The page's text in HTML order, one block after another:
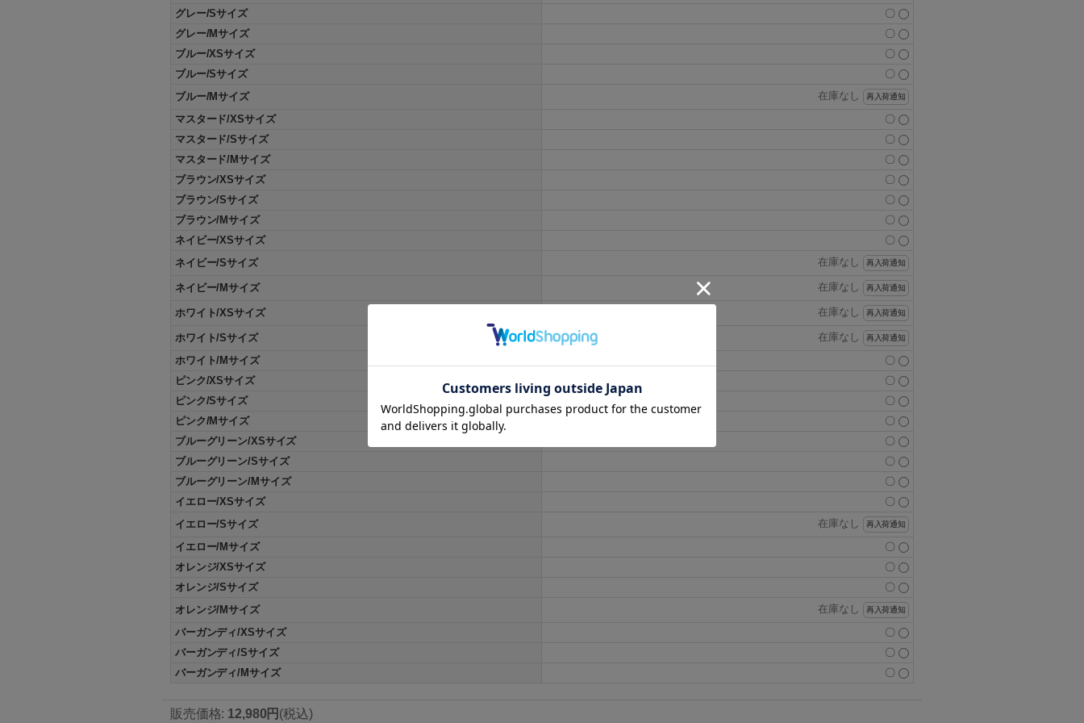
グレー/Sサイズ
〇
グレー/Mサイズ
〇
ブルー/XSサイズ
〇
ブルー/Sサイズ
〇
ブルー/Mサイズ
在庫なし 再入荷通知
マスタード/XSサイズ
〇
マスタード/Sサイズ
〇
マスタード/Mサイズ
〇
ブラウン/XSサイズ
〇
ブラウン/Sサイズ
〇
ブラウン/Mサイズ
〇
ネイビー/XSサイズ
〇
ネイビー/Sサイズ
在庫なし 再入荷通知
ネイビー/Mサイズ 在庫なし 再入荷通知
ホワイト/XSサイズ 在庫なし 再入荷通知
ホワイト/Sサイズ 在庫なし 再入荷通知
ホワイト/Mサイズ
〇
ピンク/XSサイズ
〇
ピンク/Sサイズ
〇
ピンク/Mサイズ
〇
ブルーグリーン/XSサイズ
〇
ブルーグリーン/Sサイズ
〇
ブルーグリーン/Mサイズ
〇
イエロー/XSサイズ
〇
イエロー/Sサイズ
在庫なし 再入荷通知
イエロー/Mサイズ
〇
オレンジ/XSサイズ
〇
オレンジ/Sサイズ
〇
オレンジ/Mサイズ
在庫なし 再入荷通知
バーガンディ/XSサイズ
〇
バーガンディ/Sサイズ
〇
バーガンディ/Mサイズ
〇
販売価格: 12,980円 (税込)